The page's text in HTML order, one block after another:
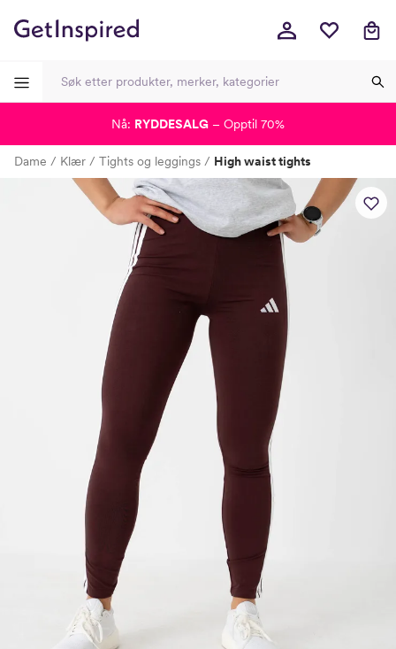
Lagt i kurven, utmerket valg! Til kassen
Dame Klær Tights og leggings High waist tights
Nå: RYDDESALG – Opptil 70%
-
-
-
-